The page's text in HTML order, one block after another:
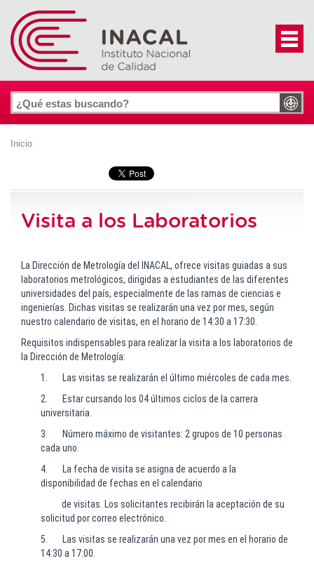
Inicio
Visita a los Laboratorios
La Dirección de Metrología del INACAL, ofrece visitas guiadas a sus
laboratorios metrológicos, dirigidas a estudiantes de las diferentes
universidades del país, especialmente de las ramas de ciencias e
ingenierías. Dichas visitas se realizarán una vez por mes, según
nuestro calendario de visitas, en el horario de 14:30 a 17:30
Requisitos indispensables para realizar la visita a los laboratorios de
la Dirección de Metrología:
1. Las visitas se realizarán el último miércoles de cada mes.
2. Estar cursando los 04 últimos ciclos de la carrera
universitaria.
3. Número máximo de visitantes: 2 grupos de 10 personas
cada uno.
4. La fecha de visita se asigna de acuerdo a la
disponibilidad de fechas en el calendario
de visitas. Los solicitantes recibirán la aceptación de su
solicitud por correo electrónico.
5. Las visitas se realizarán una vez por mes en el horario de
14:30 a 17:00.